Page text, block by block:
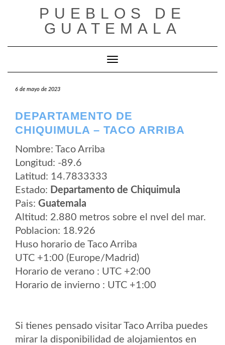
PUEBLOS DE
GUATEMALA
Cambiar modo de navegación
6 de mayo de 2023
DEPARTAMENTO DE
CHIQUIMULA – TACO ARRIBA
Nombre: Taco Arriba
Longitud: -89.6
Latitud: 14.7833333
Estado: Departamento de Chiquimula
Pais: Guatemala
Altitud: 2.880 metros sobre el nvel del mar.
Poblacion: 18.926
Huso horario de Taco Arriba
UTC +1:00 (Europe/Madrid)
Horario de verano : UTC +2:00
Horario de invierno : UTC +1:00
Si tienes pensado visitar Taco Arriba puedes
mirar la disponibilidad de alojamientos en